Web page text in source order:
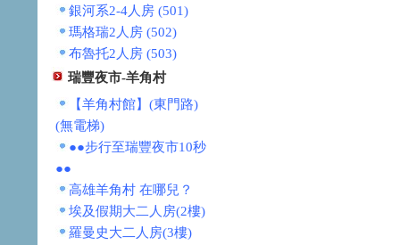
銀河系2-4人房 (501)
瑪格瑞2人房 (502)
布魯托2人房 (503)
瑞豐夜市-羊角村
【羊角村館】(東門路)
(無電梯)
●●步行至瑞豐夜市10秒
●●
高雄羊角村 在哪兒？
埃及假期大二人房(2樓)
羅曼史大二人房(3樓)